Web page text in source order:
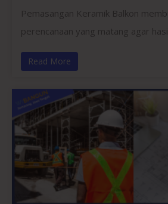
Pemasangan Keramik Balkon
perencanaan yang matang agar
Read More